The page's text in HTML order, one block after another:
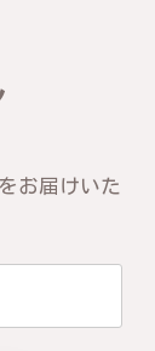
お届けいた